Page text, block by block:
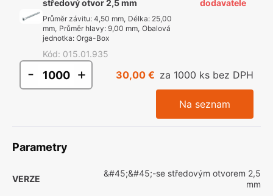
středový otvor 2,5 mm
Průměr závitu: 4,50 mm, Délka: 25,00
mm, Průměr hlavy: 9,00 mm, Obalová
jednotka: Orga-Box
Kód: 015.01.935
dodavatele
- + 30,00 € za 1000 ks bez DPH
Na seznam
Parametry
VERZE
&#45;&#45;-se středovým otvorem 2,5
mm